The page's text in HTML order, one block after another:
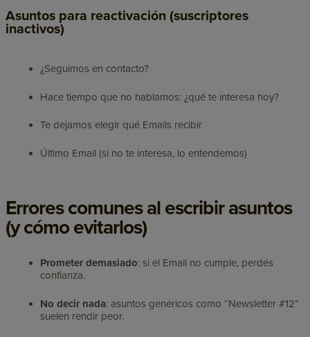
Asuntos para reactivación (suscriptores
inactivos)
¿Seguimos en contacto?
Hace tiempo que no hablamos: ¿qué te interesa hoy?
Te dejamos elegir qué Emails recibir
Último Email (si no te interesa, lo entendemos)
Errores comunes al escribir asuntos
(y cómo evitarlos)
Prometer demasiado: si el Email no cumple, perdés
confianza.
No decir nada: asuntos genéricos como “Newsletter #12”
suelen rendir peor.